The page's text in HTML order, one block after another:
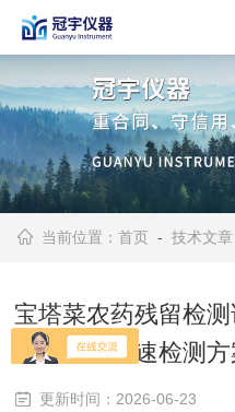
当前位置：首页 -技术文章
宝塔菜农药残留检
标风险与快速检测
更新时间：2026-06-23